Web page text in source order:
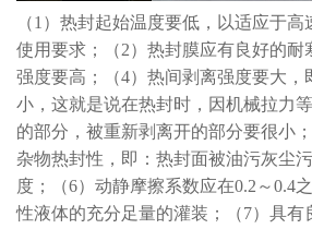
（1）热封起始温度要低，以适应于
使用要求；（2）热封膜应有良好的耐
强度要高；（4）热间剥离强度要大，
小，这就是说在热封时，因机械拉力
的部分，被重新剥离开的部分要很小
杂物热封性，即：热封面被油污灰尘
度；（6）动静摩擦系数应在0.2～0.4
性液体的充分足量的灌装；（7）具有